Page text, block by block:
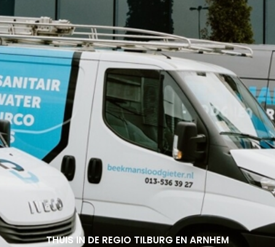
THUIS IN DE REGIO TILBURG EN ARNHEM
THUIS IN DE REGIO TILBURG EN ARNHEM
THUIS IN DE REGIO TILBURG EN ARNHEM